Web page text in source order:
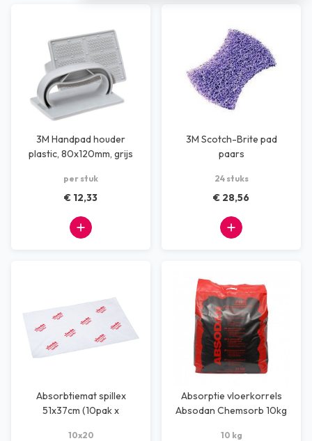
3M Handpad houder
plastic, 80x120mm, grijs
per stuk
€ 12,33
3M Scotch-Brite pad
paars
24 stuks
€ 28,56
Absorbtiemat spillex
51x37cm (10pak x
10x20
Absorptie vloerkorrels
Absodan Chemsorb 10kg
10 kg